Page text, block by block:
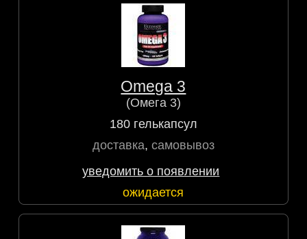
Omega 3
(Омега 3)
180 гелькапсул
доставка, самовывоз
уведомить о появлении
ожидается